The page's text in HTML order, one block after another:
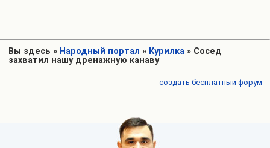
Вы здесь » Народный портал » Курилка » Cосед
захватил нашу дренажную канаву
создать бесплатный форум